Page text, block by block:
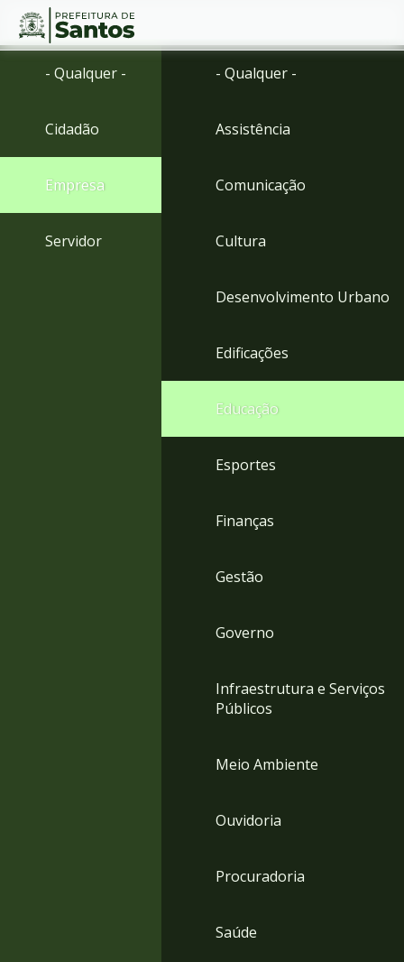
Ir
Ir
menu
Conteúdo
- Qualquer -
Cidadão
Empresa
Servidor
- Qualquer -
Assistência
Comunicação
Cultura
Desenvolvimento Urbano
Edificações
Educação
Esportes
Finanças
Gestão
Governo
Infraestrutura e Serviços
Públicos
Meio Ambiente
Ouvidoria
Procuradoria
Saúde